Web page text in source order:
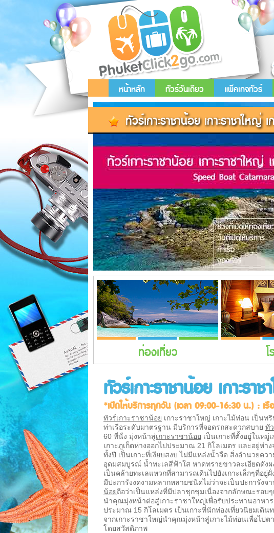
หน้าหลัก ทัวร์วันเดียว แพ็คเกจทัวร์
ทัวร์เกาะราชาน้อย เกาะราชาใหญ่
ท่องเที่ยว
ทัวร์เกาะราชาน้อย เกาะรา
*เปิดให้บริการทุกวัน (เวลา 09:00-16:30 น.) :
ทัวร์เกาะราชาน้อย เกาะราชาใหญ่ เกาะไม้ท่อน เป็นท
ท่าเรือระดับมาตรฐาน มีบริการที่จอดรถสะดวกสบาย ทั
60 ที่นั่ง มุ่งหน้าสู่เกาะราชาน้อย เป็นเกาะที่ตั้งอยู่ในหมู่
เกาะภูเก็ตห่างออกไปประมาณ 21 กิโลเมตร และอยู่ห่า
ทั้งปี เป็นเกาะที่เงียบสงบ ไม่มีแหล่งน้ำจืด สิ่งอำนวยคว
อุดมสมบูรณ์ น้ำทะเลสีฟ้าใส หาดทรายขาวละเอียดดัง
เป็นคล้ายทะเลแหวกที่สามารถเดินไปยังเกาะเล็กๆที่อยู่
มีปะการังงดงามหลากหลายชนิดไม่ว่าจะเป็นปะการัง
น้อยถือว่าเป็นแหล่งที่มีปลาชุกชุมเนื่องจากลักษณะรอบ
นำคุณมุ่งหน้าต่อสู่เกาะราชาใหญ่เพื่อรับประทานอาหาร
ประมาณ 15 กิโลเมตร เป็นเกาะที่นักท่องเที่ยวนิยมเดิ
จากเกาะราชาใหญ่นำคุณมุ่งหน้าสู่เกาะไม้ท่อนเพื่อไป
โดยสวัสดิภาพ